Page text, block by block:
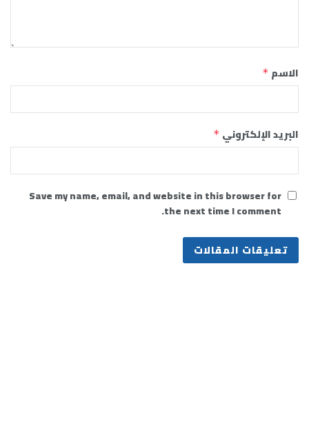
الاسم *
البريد الإلكتروني *
Save my name, email, and website in this browser for
the next time I comment.